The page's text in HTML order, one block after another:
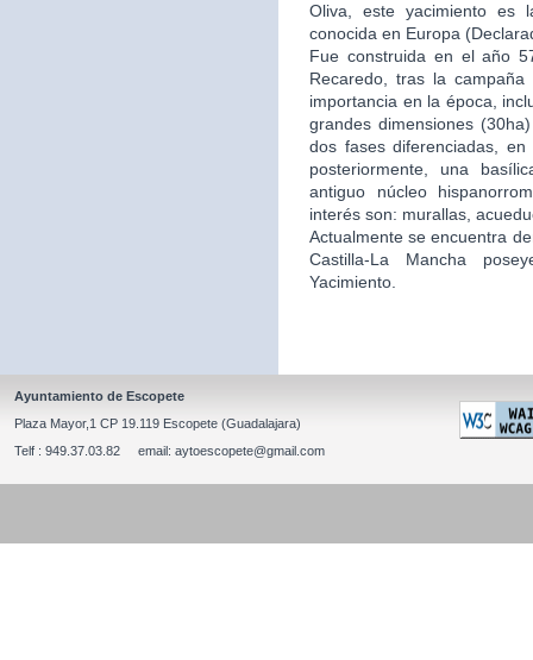
Oliva, este yacimiento es
conocida en Europa
Fue construida en el año
Recaredo, tras la
importancia en la época,
grandes dimensiones
dos fases diferenciadas,
posteriormente, una
antiguo núcleo
interés son: murallas,
Actualmente se encuentra
Castilla-La Mancha
Yacimiento.
Ayuntamiento de Escopete
Plaza Mayor,1 CP 19.119 Escopete (Guadalajara)
Telf : 949.37.03.82 email: aytoescopete@gmail.com